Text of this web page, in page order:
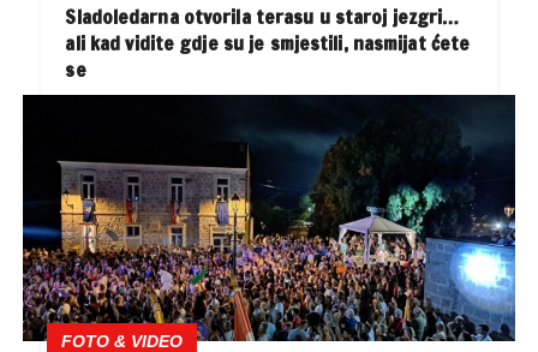
Sladoledarna otvorila terasu u staroj jezgri…
ali kad vidite gdje su je smjestili, nasmijat ćete
se
FOTO & VIDEO